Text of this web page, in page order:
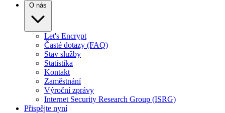
O nás
Let's Encrypt
Časté dotazy (FAQ)
Stav služby
Statistika
Kontakt
Zaměstnání
Výroční zprávy
Internet Security Research Group (ISRG)
Přispějte nyní